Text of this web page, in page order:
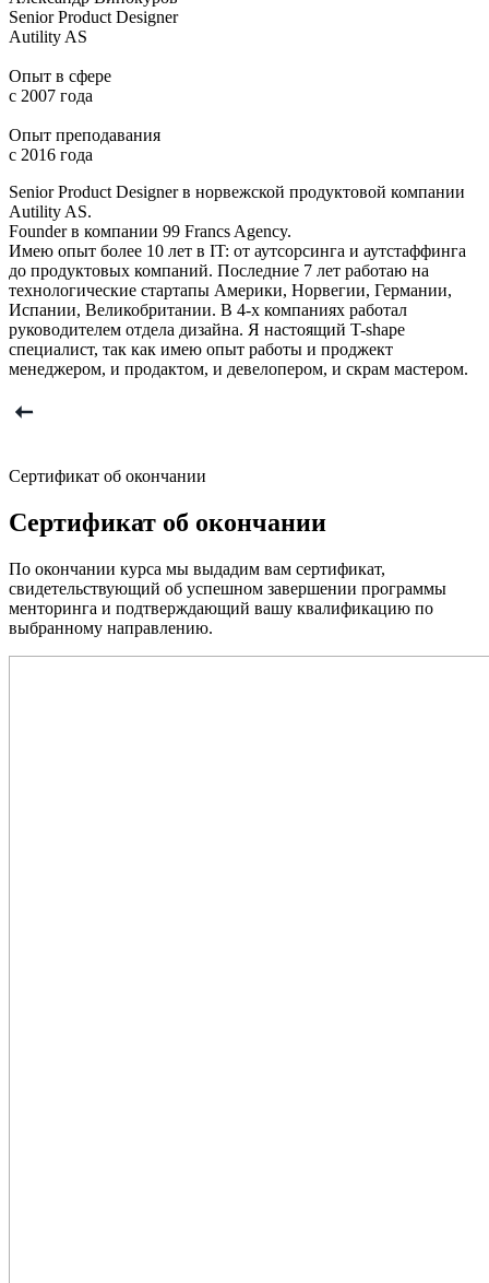
Senior Product Designer
Autility AS
Опыт в сфере
с 2007 года
Опыт преподавания
с 2016 года
Senior Product Designer в норвежской продуктовой компании
Autility AS.
Founder в компании 99 Francs Agency.
Имею опыт более 10 лет в IT: от аутсорсинга и аутстаффинга
до продуктовых компаний. Последние 7 лет работаю на
технологические стартапы Америки, Норвегии, Германии,
Испании, Великобритании. В 4-х компаниях работал
руководителем отдела дизайна. Я настоящий T-shape
специалист, так как имею опыт работы и проджект
менеджером, и продактом, и девелопером, и скрам мастером.
Сертификат об окончании
Сертификат об окончании
По окончании курса мы выдадим вам сертификат,
свидетельствующий об успешном завершении программы
менторинга и подтверждающий вашу квалификацию по
выбранному направлению.